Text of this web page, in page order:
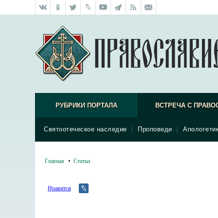
РУБРИКИ ПОРТАЛА ВСТРЕЧА С
Святоотеческое наследие Проповеди
Главная Статьи
Нравится